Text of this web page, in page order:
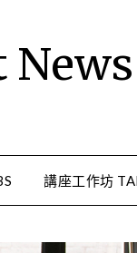
News
講座工作坊